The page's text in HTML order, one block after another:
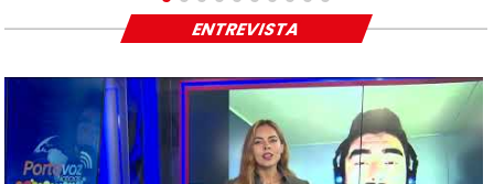
ENTREVISTA